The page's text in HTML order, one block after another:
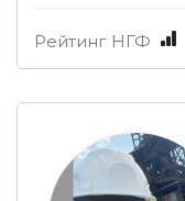
Рейтинг НГФ